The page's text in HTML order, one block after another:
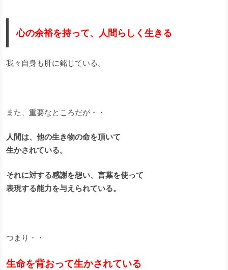
心の余裕を持って、人間らしく生きる
我々自身も肝に銘じている。
また、重要なところだが・・
人間は、他の生き物の命を頂いて
生かされている。
それに対する感謝を想い、言葉を使って
表現する能力を与えられている。
つまり・・
生命を背おって生かされている